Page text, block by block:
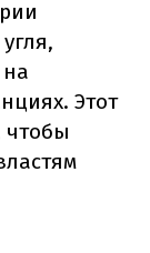
Этот
чтобы